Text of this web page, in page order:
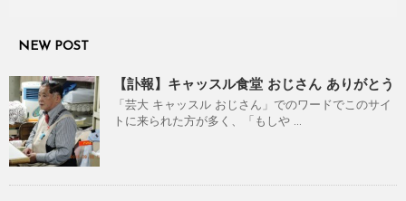
NEW POST
【訃報】キャッスル食堂 おじさん ありがとう
「芸大 キャッスル おじさん」でのワードでこのサイ
トに来られた方が多く、「もしや ...